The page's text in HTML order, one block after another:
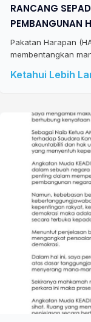
RANCANG
PEMBANGUNAN
Pakatan Harapan
membentangkan
Ketahui Lebih